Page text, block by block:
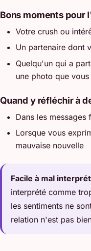
Bons moments pour
Votre crush ou
Un partenaire dont
Quelqu'un qui a
une photo que
Quand y réfléchir à
Dans les
Lorsque vous
mauvaise nouvelle
Facile à mal
interprété comme
les sentiments ne
relation n'est pas